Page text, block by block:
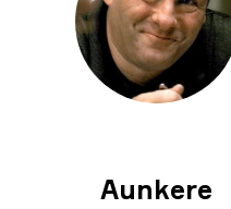
Aunkere